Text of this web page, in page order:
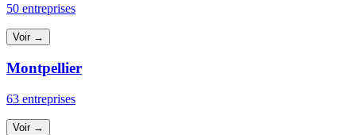
50 entreprises
Voir →
Montpellier
63 entreprises
Voir →